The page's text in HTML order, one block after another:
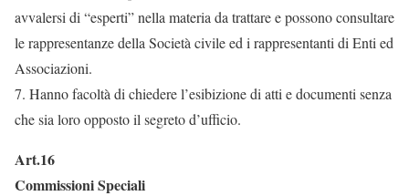
avvalersi di “esperti” nella materia da trattare e possono consultare
le rappresentanze della Società civile ed i rappresentanti di Enti ed
Associazioni.
7. Hanno facoltà di chiedere l’esibizione di atti e documenti senza
che sia loro opposto il segreto d’ufficio.
Art.16
Commissioni Speciali